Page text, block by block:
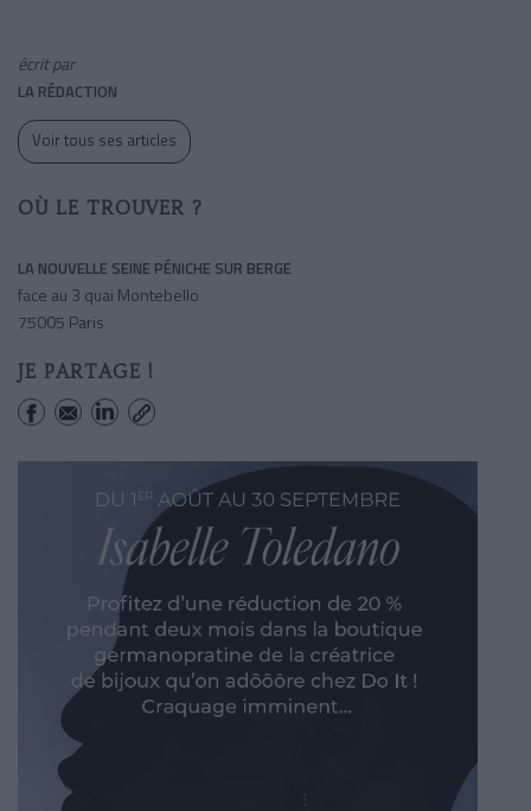
écrit par
LA RÉDACTION
Voir tous ses articles
OÙ LE TROUVER ?
LA NOUVELLE SEINE PÉNICHE SUR BERGE
face au 3 quai Montebello
75005 Paris
JE PARTAGE !